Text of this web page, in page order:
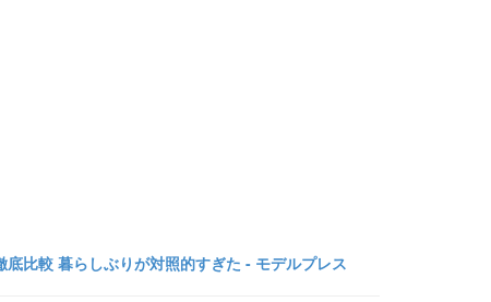
底比較 暮らしぶりが対照的すぎた - モデルプレス